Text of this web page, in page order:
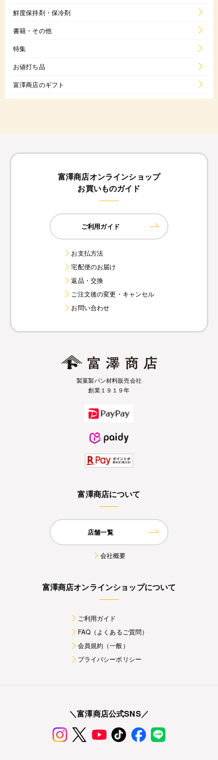
鮮度保持剤・保冷剤
書籍・その他
特集
お値打ち品
富澤商店のギフト
富澤商店オンラインショップ
お買いものガイド
ご利用ガイド
お支払方法
宅配便のお届け
返品・交換
ご注文後の変更・キャンセル
お問い合わせ
製菓製パン材料販売会社
創業１９１９年
富澤商店について
店舗一覧
会社概要
富澤商店オンラインショップについて
ご利用ガイド
FAQ（よくあるご質問）
会員規約（一般）
プライバシーポリシー
＼富澤商店公式SNS／